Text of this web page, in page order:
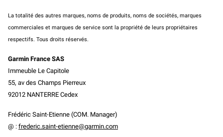
La totalité des autres marques, noms de produits, noms de sociétés, marques
commerciales et marques de service sont la propriété de leurs propriétaires
respectifs. Tous droits réservés.
Garmin France SAS
Immeuble Le Capitole
55, av des Champs Pierreux
92012 NANTERRE Cedex
Frédéric Saint-Etienne (COM. Manager)
@ : frederic.saint-etienne@garmin.com